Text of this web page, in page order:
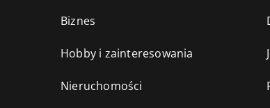
Biznes
Hobby i zainteresowania
Nieruchomości